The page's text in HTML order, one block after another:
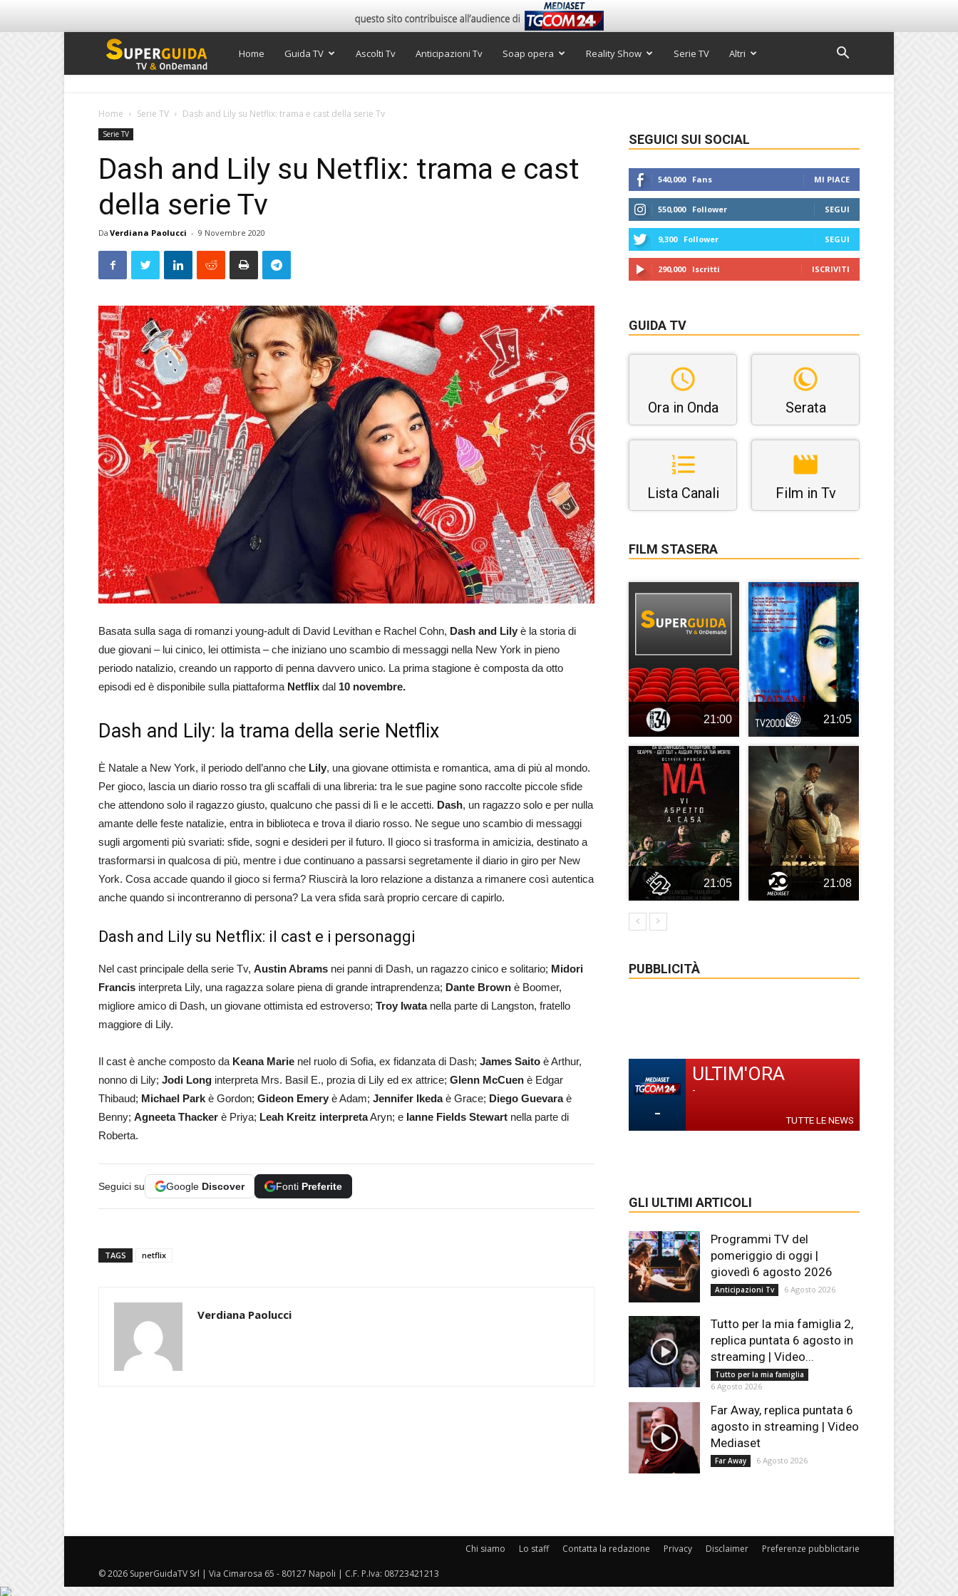
Super
Home Guida TV Ascolti Tv Anticipazioni Tv Soap opera Reality Show Serie TV Altri
Home Serie TV Dash and Lily su Netflix: trama e cast della serie Tv
Serie TV
Dash and Lily su Netflix: trama e cast
della serie Tv
Da Verdiana Paolucci - 9 Novembre 2020
Basata sulla saga di romanzi young-adult di David Levithan e Rachel Cohn, Dash and Lily è la storia di
due giovani – lui cinico, lei ottimista – che iniziano uno scambio di messaggi nella New York in pieno
periodo natalizio, creando un rapporto di penna davvero unico. La prima stagione è composta da otto
episodi ed è disponibile sulla piattaforma Netflix dal 10 novembre.
Dash and Lily: la trama della serie Netflix
È Natale a New York, il periodo dell’anno che Lily, una giovane ottimista e romantica, ama di più al mondo.
Per gioco, lascia un diario rosso tra gli scaffali di una libreria: tra le sue pagine sono raccolte piccole sfide
che attendono solo il ragazzo giusto, qualcuno che passi di lì e le accetti. Dash, un ragazzo solo e per nulla
amante delle feste natalizie, entra in biblioteca e trova il diario rosso. Ne segue uno scambio di messaggi
sugli argomenti più svariati: sfide, sogni e desideri per il futuro. Il gioco si trasforma in amicizia, destinato a
trasformarsi in qualcosa di più, mentre i due continuano a passarsi segretamente il diario in giro per New
York. Cosa accade quando il gioco si ferma? Riuscirà la loro relazione a distanza a rimanere così autentica
anche quando si incontreranno di persona? La vera sfida sarà proprio cercare di capirlo.
Dash and Lily su Netflix: il cast e i personaggi
Nel cast principale della serie Tv, Austin Abrams nei panni di Dash, un ragazzo cinico e solitario; Midori
Francis interpreta Lily, una ragazza solare piena di grande intraprendenza; Dante Brown è Boomer,
migliore amico di Dash, un giovane ottimista ed estroverso; Troy Iwatanella parte di Langston, fratello
maggiore di Lily.
Il cast è anche composto da Keana Marie nel ruolo di Sofia, ex fidanzata di Dash; James Saito è Arthur,
nonno di Lily; Jodi Long interpreta Mrs. Basil E., prozia di Lily ed ex attrice; Glenn McCuen è Edgar
Thibaud; Michael Park è Gordon; Gideon Emery è Adam; Jennifer Ikedaè Grace; Diego Guevaraè
Benny; Agneeta Thacker è Priya; Leah Kreitz interpretaAryn; e Ianne Fields Stewart nella parte di
Roberta.
Seguici su Google Discover Fonti Preferite
TAGS netflix
Verdiana Paolucci
SEGUICI SUI SOCIAL
540,000 Fans MI PIACE
550,000 Follower SEGUI
9,300 Follower SEGUI
290,000 Iscritti ISCRIVITI
GUIDA TV
Ora in Onda Serata
Lista Canali Film in Tv
FILM STASERA
21:00 21:05
21:05 21:08
PUBBLICITÀ
-
ULTIM'ORA
-
TUTTE LE NEWS
GLI ULTIMI ARTICOLI
Programmi TV del
pomeriggio di oggi |
giovedì 6 agosto 2026
Anticipazioni Tv 6 Agosto 2026
Tutto per la mia famiglia 2,
replica puntata 6 agosto in
streaming | Video...
Tutto per la mia famiglia
6 Agosto 2026
Far Away, replica puntata 6
agosto in streaming | Video
Mediaset
Far Away 6 Agosto 2026
Chi siamo Lo staff Contatta la redazione Privacy Disclaimer Preferenze pubblicitarie
© 2026 SuperGuidaTV Srl | Via Cimarosa 65 - 80127 Napoli | C.F. P.Iva: 08723421213